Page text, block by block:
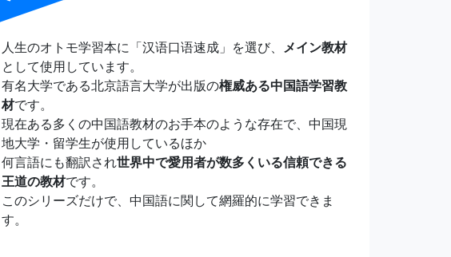
人生のオトモ学習本に「汉语口语速成」を選び、
メイン教材
として使用しています。
有名大学である北京語言大学が出版の権威ある中国語学習教
材です。
現在ある多くの中国語教材のお手本のような存在で、中国現
地大学・留学生が使用しているほか
何言語にも翻訳され世界中で愛用者が数多くいる信頼できる
王道の教材です。
このシリーズだけで、中国語に関して網羅的に学習できま
す。